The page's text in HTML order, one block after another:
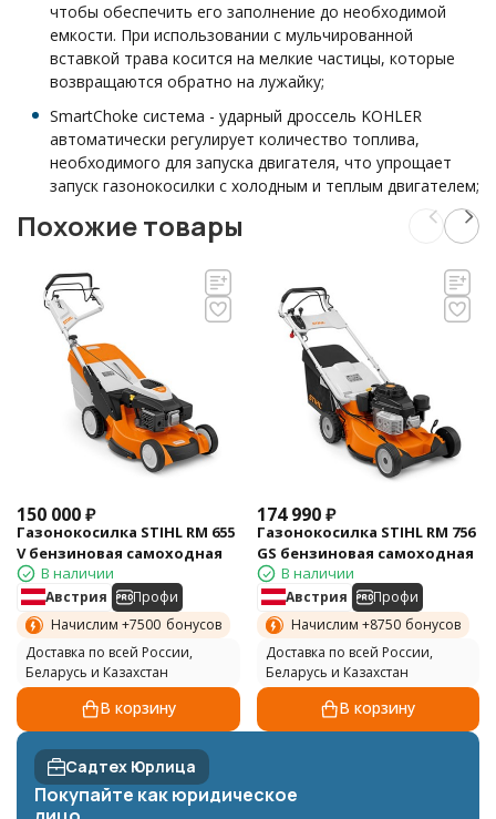
чтобы обеспечить его заполнение до необходимой
емкости. При использовании с мульчированной
вставкой трава косится на мелкие частицы, которые
возвращаются обратно на лужайку;
SmartChoke система - ударный дроссель KOHLER
автоматически регулирует количество топлива,
необходимого для запуска двигателя, что упрощает
запуск газонокосилки с холодным и теплым двигателем;
Похожие товары
150 000₽
Газонокосилка STIHL RM 655
V бензиновая самоходная
В наличии
Австрия
Профи
Начислим +7500 бонусов
Доставка по всей России,
Беларусь и Казахстан
В корзину
174 990 ₽
Газонокосилка STIHL RM 756
GS бензиновая самоходная
В наличии
Австрия
Профи
Начислим +8750 бонусов
Доставка по всей России,
Беларусь и Казахстан
В корзину
Садтех Юрлица
Покупайте как юридическое